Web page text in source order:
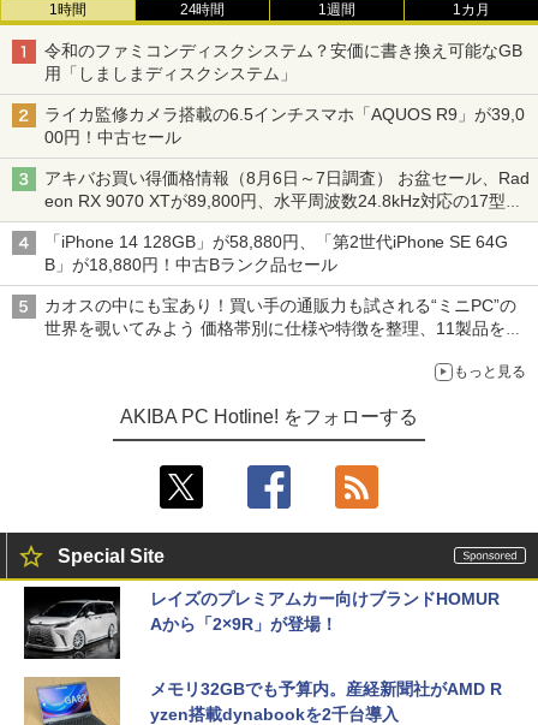
1時間 24時間 1週間 1カ月
令和のファミコンディスクシステム？安価に書き換え可能なGB
用「しましまディスクシステム」
ライカ監修カメラ搭載の6.5インチスマホ「AQUOS R9」が39,0
00円！中古セール
アキバお買い得価格情報（8月6日～7日調査） お盆セール、Rad
eon RX 9070 XTが89,800円、水平周波数24.8kHz対応の17型モ
ニターが9,801円、暑さ指数連動セール ほか
「iPhone 14 128GB」が58,880円、「第2世代iPhone SE 64G
B」が18,880円！中古Bランク品セール
カオスの中にも宝あり！買い手の通販力も試される“ミニPC”の
世界を覗いてみよう 価格帯別に仕様や特徴を整理、11製品をピ
もっと見る
AKIBA PC Hotline! をフォローする
Special Site
レイズのプレミアムカー向けブランドHOMUR
Aから「2×9R」が登場！
メモリ32GBでも予算内。産経新聞社がAMD R
yzen搭載dynabookを2千台導入